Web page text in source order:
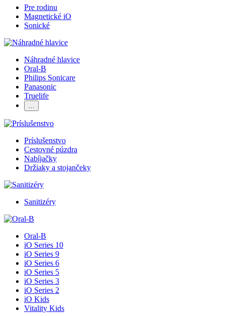
Pre rodinu
Magnetické iO
Sonické
Náhradné hlavice
Oral-B
Philips Sonicare
Panasonic
Truelife
…
Príslušenstvo
Cestovné púzdra
Nabíjačky
Držiaky a stojančeky
Sanitizéry
Oral-B
iO Series 10
iO Series 9
iO Series 6
iO Series 5
iO Series 3
iO Series 2
iO Kids
Vitality Kids